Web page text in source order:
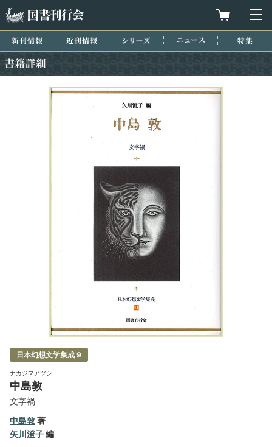
買物カゴを
新刊情報 近刊情報 シリーズ ニュース
日本幻想文学集成 9
ナカジマアツシ
中島敦
文字禍
中島敦著
矢川澄子編